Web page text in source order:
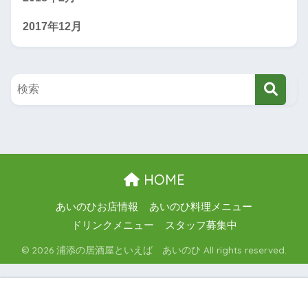
2017年12月
HOME
あいのひお店情報
あいのひ料理メニュー
ドリンクメニュー
スタッフ募集中
© 2026 浦添の居酒屋といえば あいのひ All rights reserved.